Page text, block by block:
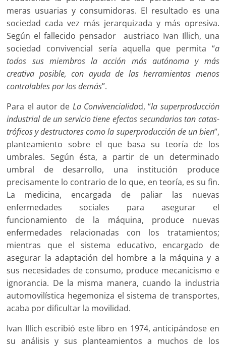
meras usuarias y consumidoras. El resultado es una
sociedad cada vez más jerarquizada y más opresiva.
Según el fallecido pensador austriaco Ivan Illich, una
sociedad convivencial sería aquella que permita “a
todos sus miembros la acción más autónoma y más
creativa posible, con ayuda de las herramientas menos
controlables por los demás”.
Para el autor de La Convivencialidad, “la su­per­pro­duc­ción
in­dus­trial de un ser­vi­cio tie­ne efec­tos se­cun­da­rios tan ca­tas­
trófi­cos y des­truc­to­res co­mo la su­per­pro­duc­ción de un bien”,
planteamiento sobre el que basa su teoría de los
umbrales. Según ésta, a partir de un determinado
umbral de desarrollo, una institución produce
precisamente lo contrario de lo que, en teoría, es su fin.
La medicina, encargada de paliar las nuevas
enfermedades sociales para asegurar el
funcionamiento de la máquina, produce nuevas
enfermedades relacionadas con los tratamientos;
mientras que el sistema educativo, encargado de
asegurar la adaptación del hombre a la máquina y a
sus necesidades de consumo, produce mecanicismo e
ignorancia. De la misma manera, cuando la industria
automovilística hegemoniza el sistema de transportes,
acaba por dificultar la movilidad.
Ivan Illich escribió este libro en 1974, anticipándose en
su análisis y sus planteamientos a muchos de los